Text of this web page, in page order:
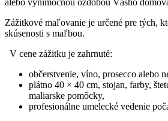
alebo výnimočnou ozdobou Vášho
Zážitkové maľovanie je určené pre tých,
skúsenosti s maľbou.
V cene zážitku je zahrnuté:
občerstvenie, víno, prosecco alebo
plátno 40 × 40 cm, stojan, farby,
maliarske pomôcky,
profesionálne umelecké vedenie